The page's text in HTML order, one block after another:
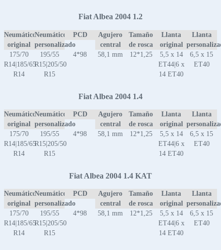
Fiat Albea 2004 1.2
Neumático
original
Neumático
personalizado
PCD
Agujero
central
Tamaño
de rosca
Llanta
original
Llanta
175/70
R14|185/65
R14
195/55
R15|205/50
R15
4*98 58,1 mm 12*1,25
5,5 x 14
ET44|6 x
14 ET40
6,5 x 15
ET40
Fiat Albea 2004 1.4
Neumático
original
Neumático
personalizado
PCD
Agujero
central
Tamaño
de rosca
Llanta
original
Llanta
175/70
R14|185/65
R14
195/55
R15|205/50
R15
4*98 58,1 mm 12*1,25
5,5 x 14
ET44|6 x
14 ET40
6,5 x 15
ET40
Fiat Albea 2004 1.4 KAT
Neumático
original
Neumático
personalizado
PCD
Agujero
central
Tamaño
de rosca
Llanta
original
Llanta
175/70
R14|185/65
R14
195/55
R15|205/50
R15
4*98 58,1 mm 12*1,25
5,5 x 14
ET44|6 x
14 ET40
6,5 x 15
ET40